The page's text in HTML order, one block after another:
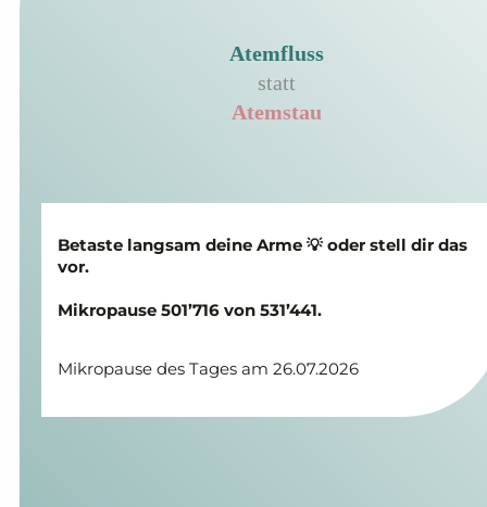
Atemfluss
statt
Atemstau
Betaste langsam deine Arme 💡 oder stell dir das
vor.
Mikropause 501’716 von 531’441.
Mikropause des Tages am 26.07.2026